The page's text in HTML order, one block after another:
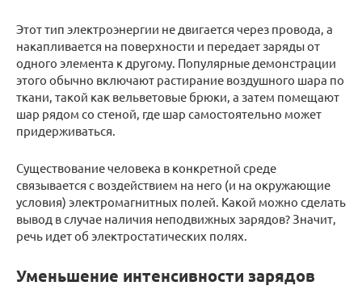
Этот тип электроэнергии не двигается через провода, а
накапливается на поверхности и передает заряды от
одного элемента к другому. Популярные демонстрации
этого обычно включают растирание воздушного шара по
ткани, такой как вельветовые брюки, а затем помещают
шар рядом со стеной, где шар самостоятельно может
придерживаться.
Существование человека в конкретной среде
связывается с воздействием на него (и на окружающие
условия) электромагнитных полей. Какой можно сделать
вывод в случае наличия неподвижных зарядов? Значит,
речь идет об электростатических полях.
Уменьшение интенсивности зарядов